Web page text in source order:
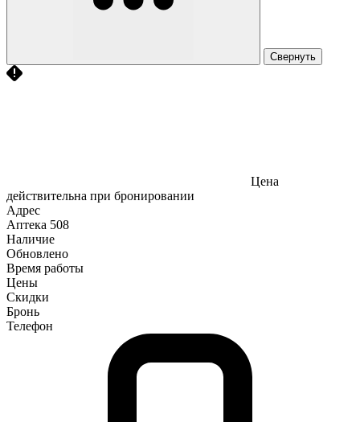
Свернуть
Цена
действительна при бронировании
Адрес
Аптека 508
Наличие
Обновлено
Время работы
Цены
Скидки
Бронь
Телефон